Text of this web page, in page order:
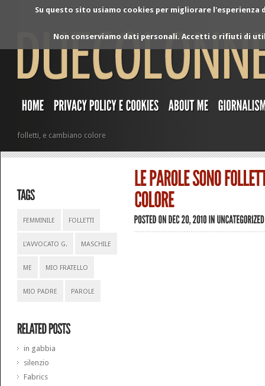
Su questo sito usiamo cookies per migliorare
Non conserviamo dati personali. Accetti o rifiuti di
folletti, e cambiano colore
FEMMINILE FOLLETTI
L'AVVOCATO G. MASCHILE
ME MIO FRATELLO
MIO PADRE PAROLE
in gabbia
silenzio
Fabrics